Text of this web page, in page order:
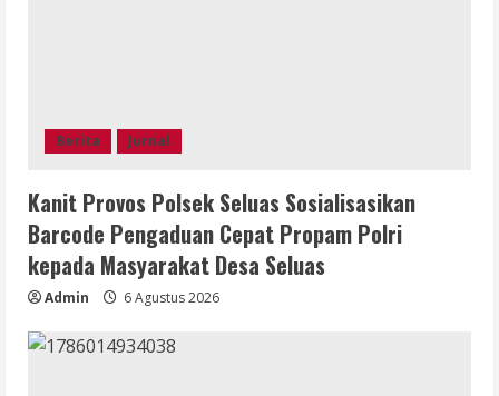
Berita Jurnal
Kanit Provos Polsek Seluas Sosialisasikan
Barcode Pengaduan Cepat Propam Polri
kepada Masyarakat Desa Seluas
Admin 6 Agustus 2026